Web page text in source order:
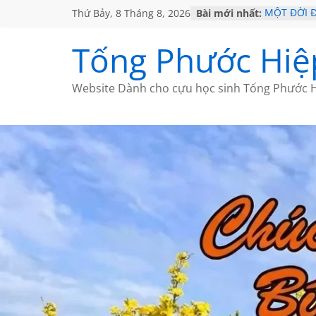
Thứ Bảy, 8 Tháng 8, 2026 Bài mới nhất: MỘT ĐỜI
CHÙM
GIÃ TỪ ĐÀ
HỌC SỬ
Tống Phước
Website Dành cho cựu học sinh Tống Phước